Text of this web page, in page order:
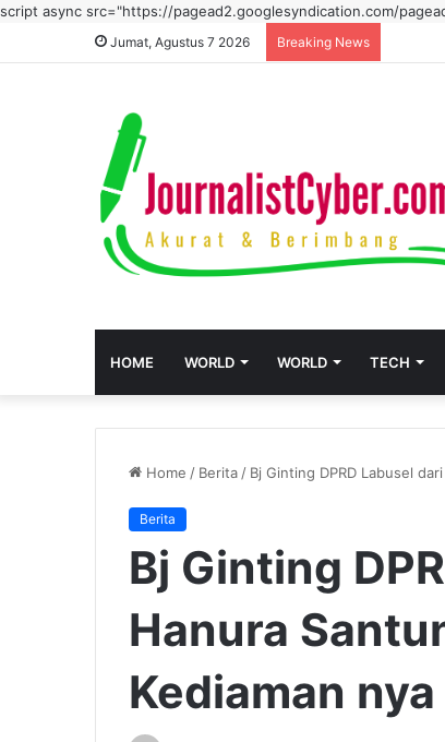
script async src="https://pagead2.googlesyndication.com/
Jumat, Agustus 7 2026 Breaking News
HOME WORLD WORLD TECH
Home / Berita/ Bj Ginting DPRD Labusel
Berita
Bj Ginting
Hanura
Kediaman nya